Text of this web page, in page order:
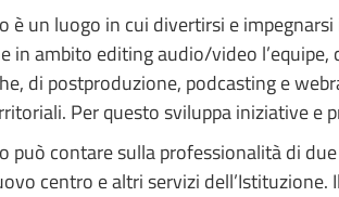
è un luogo in cui divertirsi e
in ambito editing audio/video
di postproduzione, podcasting e
Per questo sviluppa iniziative e
può contare sulla professionalità di
centro e altri servizi